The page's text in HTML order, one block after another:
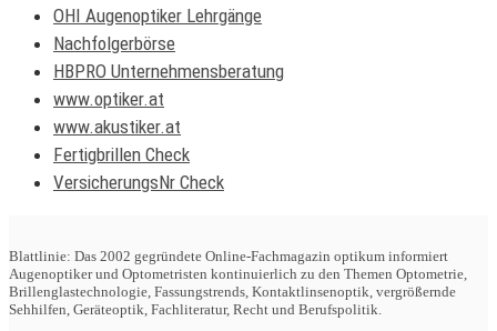
OHI Augenoptiker Lehrgänge
Nachfolgerbörse
HBPRO Unternehmensberatung
www.optiker.at
www.akustiker.at
Fertigbrillen Check
VersicherungsNr Check
Blattlinie: Das 2002 gegründete Online-Fachmagazin optikum informiert
Augenoptiker und Optometristen kontinuierlich zu den Themen Optometrie,
Brillenglastechnologie, Fassungstrends, Kontaktlinsenoptik, vergrößernde
Sehhilfen, Geräteoptik, Fachliteratur, Recht und Berufspolitik.